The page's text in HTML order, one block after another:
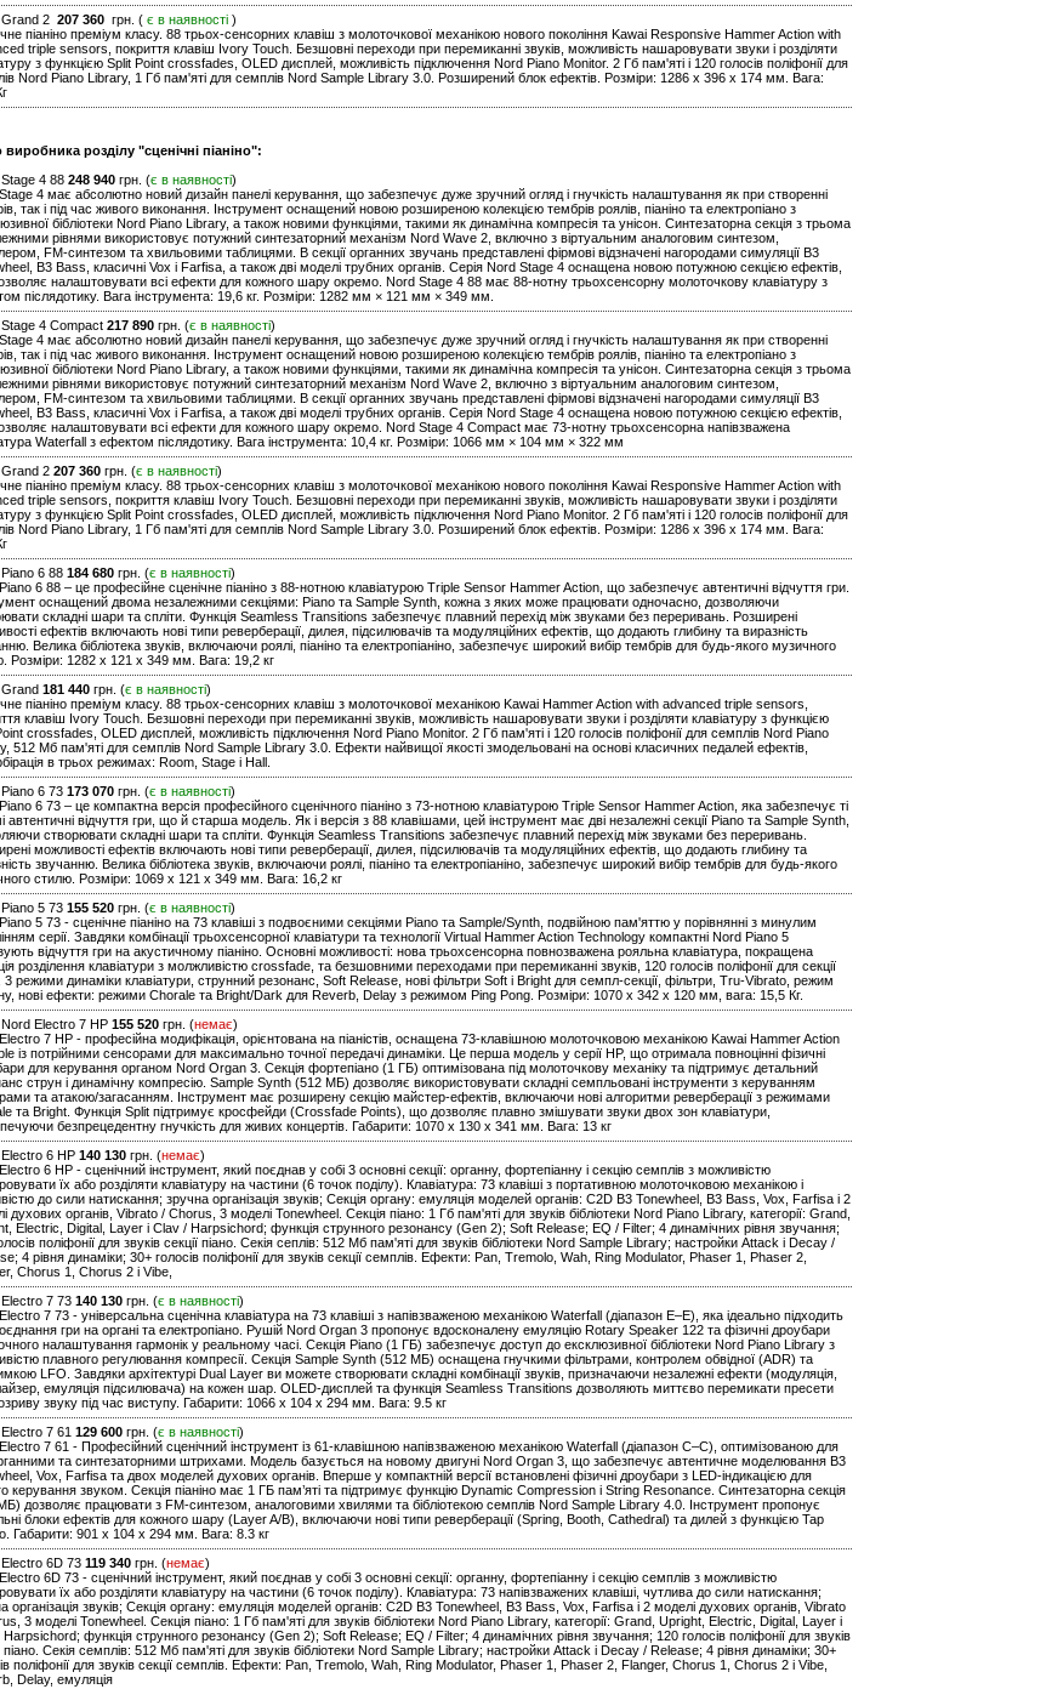
Grand 2 207 360 грн. ( є в наявності )
піаніно преміум класу. 88 трьох-сенсорних клавіш з молоточкової механікою нового покоління Kawai Responsive Hammer Action with
triple sensors, покриття клавіш Ivory Touch. Безшовні переходи при перемиканні звуків, можливість нашаровувати звуки і розділяти
з функцією Split Point crossfades, OLED дисплей, можливість підключення Nord Piano Monitor. 2 Гб пам'яті і 120 голосів поліфонії для
Nord Piano Library, 1 Гб пам'яті для семплів Nord Sample Library 3.0. Розширений блок ефектів. Розміри: 1286 х 396 х 174 мм. Вага:
виробника розділу "сценічні піаніно":
Stage 4 88 248 940 грн. (є в наявності)
4 має абсолютно новий дизайн панелі керування, що забезпечує дуже зручний огляд і гнучкість налаштування як при створенні
так і під час живого виконання. Інструмент оснащений новою розширеною колекцією тембрів роялів, піаніно та електропіано з
бібліотеки Nord Piano Library, а також новими функціями, такими як динамічна компресія та унісон. Синтезаторна секція з трьома
рівнями використовує потужний синтезаторний механізм Nord Wave 2, включно з віртуальним аналоговим синтезом,
FM-синтезом та хвильовими таблицями. В секції органних звучань представлені фірмові відзначені нагородами симуляції B3
B3 Bass, класичні Vox і Farfisa, а також дві моделі трубних органів. Серія Nord Stage 4 оснащена новою потужною секцією ефектів,
налаштовувати всі ефекти для кожного шару окремо. Nord Stage 4 88 має 88-нотну трьохсенсорну молоточкову клавіатуру з
післядотику. Вага інструмента: 19,6 кг. Розміри: 1282 мм × 121 мм × 349 мм.
Stage 4 Compact 217 890 грн. (є в наявності)
4 має абсолютно новий дизайн панелі керування, що забезпечує дуже зручний огляд і гнучкість налаштування як при створенні
так і під час живого виконання. Інструмент оснащений новою розширеною колекцією тембрів роялів, піаніно та електропіано з
бібліотеки Nord Piano Library, а також новими функціями, такими як динамічна компресія та унісон. Синтезаторна секція з трьома
рівнями використовує потужний синтезаторний механізм Nord Wave 2, включно з віртуальним аналоговим синтезом,
FM-синтезом та хвильовими таблицями. В секції органних звучань представлені фірмові відзначені нагородами симуляції B3
B3 Bass, класичні Vox і Farfisa, а також дві моделі трубних органів. Серія Nord Stage 4 оснащена новою потужною секцією ефектів,
налаштовувати всі ефекти для кожного шару окремо. Nord Stage 4 Compact має 73-нотну трьохсенсорна напівзважена
Waterfall з ефектом післядотику. Вага інструмента: 10,4 кг. Розміри: 1066 мм × 104 мм × 322 мм
Grand 2 207 360 грн. (є в наявності)
піаніно преміум класу. 88 трьох-сенсорних клавіш з молоточкової механікою нового покоління Kawai Responsive Hammer Action with
triple sensors, покриття клавіш Ivory Touch. Безшовні переходи при перемиканні звуків, можливість нашаровувати звуки і розділяти
з функцією Split Point crossfades, OLED дисплей, можливість підключення Nord Piano Monitor. 2 Гб пам'яті і 120 голосів поліфонії для
Nord Piano Library, 1 Гб пам'яті для семплів Nord Sample Library 3.0. Розширений блок ефектів. Розміри: 1286 х 396 х 174 мм. Вага:
Piano 6 88 184 680 грн. (є в наявності)
6 88 – це професійне сценічне піаніно з 88-нотною клавіатурою Triple Sensor Hammer Action, що забезпечує автентичні відчуття гри.
оснащений двома незалежними секціями: Piano та Sample Synth, кожна з яких може працювати одночасно, дозволяючи
складні шари та спліти. Функція Seamless Transitions забезпечує плавний перехід між звуками без переривань. Розширені
ефектів включають нові типи реверберації, дилея, підсилювачів та модуляційних ефектів, що додають глибину та виразність
Велика бібліотека звуків, включаючи роялі, піаніно та електропіаніно, забезпечує широкий вибір тембрів для будь-якого музичного
Розміри: 1282 x 121 x 349 мм. Вага: 19,2 кг
Grand 181 440 грн. (є в наявності)
піаніно преміум класу. 88 трьох-сенсорних клавіш з молоточкової механікою Kawai Hammer Action with advanced triple sensors,
клавіш Ivory Touch. Безшовні переходи при перемиканні звуків, можливість нашаровувати звуки і розділяти клавіатуру з функцією
crossfades, OLED дисплей, можливість підключення Nord Piano Monitor. 2 Гб пам'яті і 120 голосів поліфонії для семплів Nord Piano
512 Мб пам'яті для семплів Nord Sample Library 3.0. Ефекти найвищої якості змодельовані на основі класичних педалей ефектів,
в трьох режимах: Room, Stage і Hall.
Piano 6 73 173 070 грн. (є в наявності)
6 73 – це компактна версія професійного сценічного піаніно з 73-нотною клавіатурою Triple Sensor Hammer Action, яка забезпечує ті
автентичні відчуття гри, що й старша модель. Як і версія з 88 клавішами, цей інструмент має дві незалежні секції Piano та Sample Synth,
створювати складні шари та спліти. Функція Seamless Transitions забезпечує плавний перехід між звуками без переривань.
можливості ефектів включають нові типи реверберації, дилея, підсилювачів та модуляційних ефектів, що додають глибину та
звучанню. Велика бібліотека звуків, включаючи роялі, піаніно та електропіаніно, забезпечує широкий вибір тембрів для будь-якого
стилю. Розміри: 1069 x 121 x 349 мм. Вага: 16,2 кг
Piano 5 73 155 520 грн. (є в наявності)
5 73 - сценічне піаніно на 73 клавіші з подвоєними секціями Piano та Sample/Synth, подвійною пам'яттю у порівнянні з минулим
серії. Завдяки комбінації трьохсенсорної клавіатури та технології Virtual Hammer Action Technology компактні Nord Piano 5
відчуття гри на акустичному піаніно. Основні можливості: нова трьохсенсорна повнозважена рояльна клавіатура, покращена
розділення клавіатури з молжливістю crossfade, та безшовними переходами при перемиканні звуків, 120 голосів поліфонії для секції
3 режими динаміки клавіатури, струнний резонанс, Soft Release, нові фільтри Soft і Bright для семпл-секції, фільтри, Tru-Vibrato, режим
нові ефекти: режими Chorale та Bright/Dark для Reverb, Delay з режимом Ping Pong. Розміри: 1070 х 342 х 120 мм, вага: 15,5 Кг.
Nord Electro 7 HP 155 520 грн. (немає)
7 HP - професійна модифікація, орієнтована на піаністів, оснащена 73-клавішною молоточковою механікою Kawai Hammer Action
із потрійними сенсорами для максимально точної передачі динаміки. Це перша модель у серії HP, що отримала повноцінні фізичні
для керування органом Nord Organ 3. Секція фортепіано (1 ГБ) оптимізована під молоточкову механіку та підтримує детальний
струн і динамічну компресію. Sample Synth (512 МБ) дозволяє використовувати складні семпльовані інструменти з керуванням
та атакою/загасанням. Інструмент має розширену секцію майстер-ефектів, включаючи нові алгоритми реверберації з режимами
та Bright. Функція Split підтримує кросфейди (Crossfade Points), що дозволяє плавно змішувати звуки двох зон клавіатури,
безпрецедентну гнучкість для живих концертів. Габарити: 1070 x 130 x 341 мм. Вага: 13 кг
Electro 6 HP 140 130 грн. (немає)
6 HP - сценічний інструмент, який поєднав у собі 3 основні секції: органну, фортепіанну і секцію семплів з можливістю
їх або розділяти клавіатуру на частини (6 точок поділу). Клавіатура: 73 клавіші з портативною молоточковою механікою і
до сили натискання; зручна організація звуків; Секція органу: емуляція моделей органів: C2D B3 Tonewheel, B3 Bass, Vox, Farfisa і 2
духових органів, Vibrato / Chorus, 3 моделі Tonewheel. Секція піано: 1 Гб пам'яті для звуків бібліотеки Nord Piano Library, категорії: Grand,
Electric, Digital, Layer і Clav / Harpsichord; функція струнного резонансу (Gen 2); Soft Release; EQ / Filter; 4 динамічних рівня звучання;
поліфонії для звуків секції піано. Секія сеплів: 512 Мб пам'яті для звуків бібліотеки Nord Sample Library; настройки Attack і Decay /
4 рівня динаміки; 30+ голосів поліфонії для звуків секції семплів. Ефекти: Pan, Tremolo, Wah, Ring Modulator, Phaser 1, Phaser 2,
Chorus 1, Chorus 2 і Vibe,
Electro 7 73 140 130 грн. (є в наявності)
7 73 - універсальна сценічна клавіатура на 73 клавіші з напівзваженою механікою Waterfall (діапазон E–E), яка ідеально підходить
гри на органі та електропіано. Рушій Nord Organ 3 пропонує вдосконалену емуляцію Rotary Speaker 122 та фізичні дроубари
налаштування гармонік у реальному часі. Секція Piano (1 ГБ) забезпечує доступ до ексклюзивної бібліотеки Nord Piano Library з
плавного регулювання компресії. Секція Sample Synth (512 МБ) оснащена гнучкими фільтрами, контролем обвідної (ADR) та
LFO. Завдяки архітектурі Dual Layer ви можете створювати складні комбінації звуків, призначаючи незалежні ефекти (модуляція,
емуляція підсилювача) на кожен шар. OLED-дисплей та функція Seamless Transitions дозволяють миттєво перемикати пресети
звуку під час виступу. Габарити: 1066 x 104 x 294 мм. Вага: 9.5 кг
Electro 7 61 129 600 грн. (є в наявності)
7 61 - Професійний сценічний інструмент із 61-клавішною напівзваженою механікою Waterfall (діапазон C–C), оптимізованою для
та синтезаторними штрихами. Модель базується на новому двигуні Nord Organ 3, що забезпечує автентичне моделювання B3
Vox, Farfisa та двох моделей духових органів. Вперше у компактній версії встановлені фізичні дроубари з LED-індикацією для
керування звуком. Секція піаніно має 1 ГБ пам’яті та підтримує функцію Dynamic Compression і String Resonance. Синтезаторна секція
дозволяє працювати з FM-синтезом, аналоговими хвилями та бібліотекою семплів Nord Sample Library 4.0. Інструмент пропонує
блоки ефектів для кожного шару (Layer A/B), включаючи нові типи реверберації (Spring, Booth, Cathedral) та дилей з функцією Tap
Габарити: 901 x 104 x 294 мм. Вага: 8.3 кг
Electro 6D 73 119 340 грн. (немає)
6D 73 - сценічний інструмент, який поєднав у собі 3 основні секції: органну, фортепіанну і секцію семплів з можливістю
їх або розділяти клавіатуру на частини (6 точок поділу). Клавіатура: 73 напівзважених клавіші, чутлива до сили натискання;
організація звуків; Секція органу: емуляція моделей органів: C2D B3 Tonewheel, B3 Bass, Vox, Farfisa і 2 моделі духових органів, Vibrato
3 моделі Tonewheel. Секція піано: 1 Гб пам'яті для звуків бібліотеки Nord Piano Library, категорії: Grand, Upright, Electric, Digital, Layer і
функція струнного резонансу (Gen 2); Soft Release; EQ / Filter; 4 динамічних рівня звучання; 120 голосів поліфонії для звуків
піано. Секія семплів: 512 Мб пам'яті для звуків бібліотеки Nord Sample Library; настройки Attack і Decay / Release; 4 рівня динаміки; 30+
поліфонії для звуків секції семплів. Ефекти: Pan, Tremolo, Wah, Ring Modulator, Phaser 1, Phaser 2, Flanger, Chorus 1, Chorus 2 і Vibe,
Delay, емуляція